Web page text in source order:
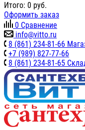
Итого: 0 руб.
Оформить заказ
0 Сравнение
info@vitto.ru
8 (861) 234-81-66
+7 (989) 827-77-66
8 (861) 234-81-65